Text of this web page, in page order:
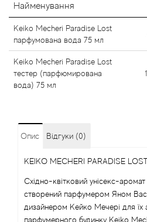
Найменування
Keiko Mecheri Paradise Lost
парфумована вода 75 мл
Keiko Mecheri Paradise Lost
тестер (парфюмирована
вода) 75 мл
Опис Відгуки (0)
KEIKO MECHERI PARADISE LOST
Східно-квітковий унісекс-
створений парфумером Яном
дизайнером Кейко Мечері для їх
парфумерного будинку Keiko
Alyson Oldoini
Alyssa Ashley
American Crew
Andre L'Arom
Angel Schlesser
Anima Mundi